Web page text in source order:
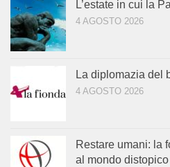
L’estate in cui la
4 AGOSTO 2026
La diplomazia del
4 AGOSTO 2026
Restare umani: la
al mondo